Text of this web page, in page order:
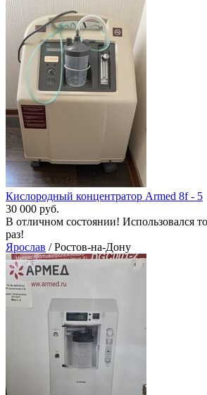
Кислородный концентратор Armed 8f - 5
30 000 руб.
В отличном состоянии! Использовался
раз!
Ярослав / Ростов-на-Дону